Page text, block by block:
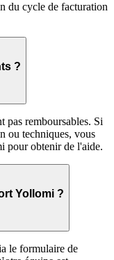
du cycle de facturation
?
pas remboursables. Si
ou techniques, vous
pour obtenir de l'aide.
Yollomi ?
le formulaire de